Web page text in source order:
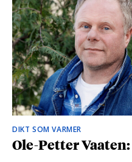
DIKT SOM VARMER
Ole-Petter